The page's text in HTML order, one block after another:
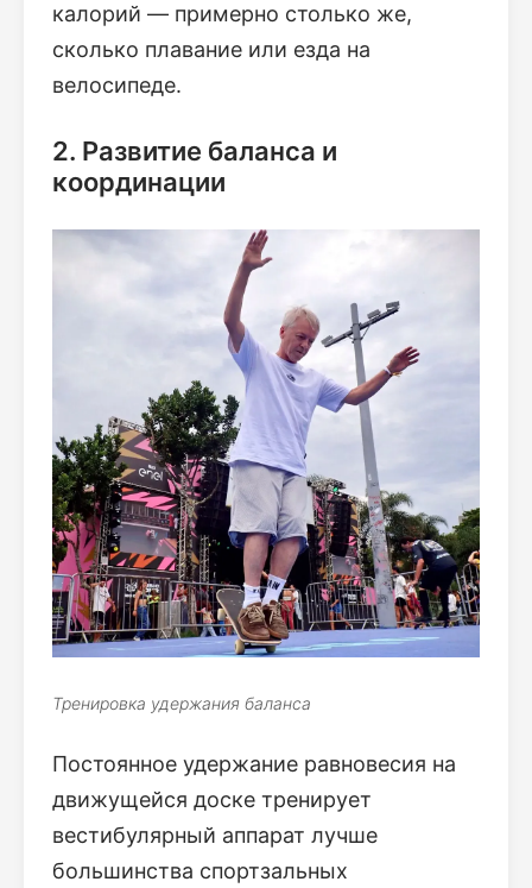
калорий — примерно столько же,
сколько плавание или езда на
велосипеде.
2. Развитие баланса и
координации
Тренировка удержания баланса
Постоянное удержание равновесия на
движущейся доске тренирует
вестибулярный аппарат лучше
большинства спортзальных